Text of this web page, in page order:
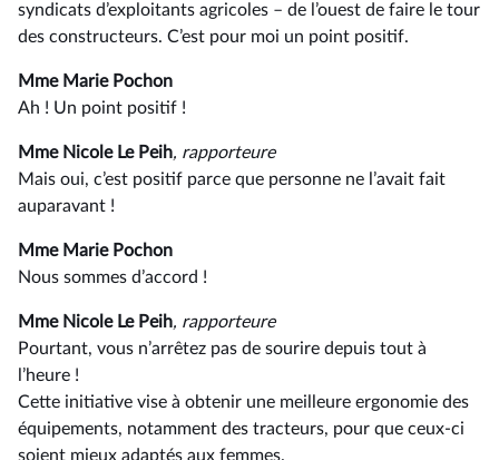
syndicats d’exploitants agricoles – de l’ouest de faire le tour
des constructeurs. C’est pour moi un point positif.
Mme Marie Pochon
Ah ! Un point positif !
Mme Nicole Le Peih, rapporteure
Mais oui, c’est positif parce que personne ne l’avait fait
auparavant !
Mme Marie Pochon
Nous sommes d’accord !
Mme Nicole Le Peih, rapporteure
Pourtant, vous n’arrêtez pas de sourire depuis tout à
l’heure !
Cette initiative vise à obtenir une meilleure ergonomie des
équipements, notamment des tracteurs, pour que ceux-ci
soient mieux adaptés aux femmes.